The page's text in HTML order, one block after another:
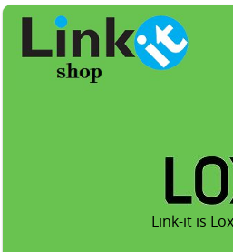
Link-it is